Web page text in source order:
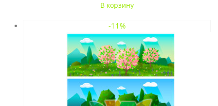
В корзину
-11%